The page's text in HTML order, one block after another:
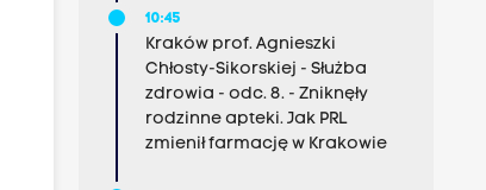
10:45
Kraków prof. Agnieszki
Chłosty-Sikorskiej - Służba
zdrowia - odc. 8. - Zniknęły
rodzinne apteki. Jak PRL
zmienił farmację w Krakowie